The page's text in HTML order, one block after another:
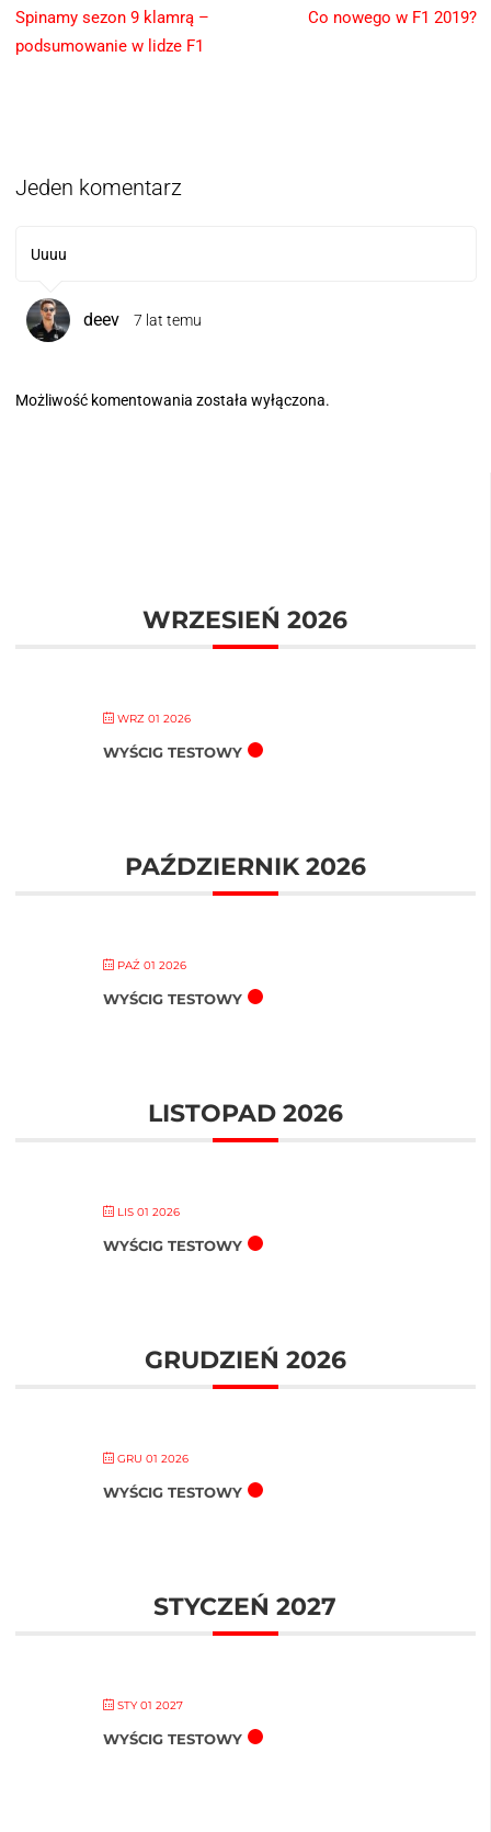
Spinamy sezon 9 klamrą –
podsumowanie w lidze F1
Co nowego w F1 2019?
Jeden komentarz
Uuuu
deev 7 lat temu
Możliwość komentowania została wyłączona.
WRZESIEŃ 2026
WRZ 01 2026
WYŚCIG TESTOWY
PAŹDZIERNIK 2026
PAŹ 01 2026
WYŚCIG TESTOWY
LISTOPAD 2026
LIS 01 2026
WYŚCIG TESTOWY
GRUDZIEŃ 2026
GRU 01 2026
WYŚCIG TESTOWY
STYCZEŃ 2027
STY 01 2027
WYŚCIG TESTOWY